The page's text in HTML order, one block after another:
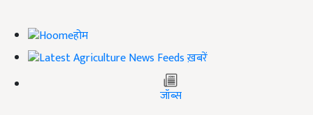
होम
ख़बरें
जॉब्स